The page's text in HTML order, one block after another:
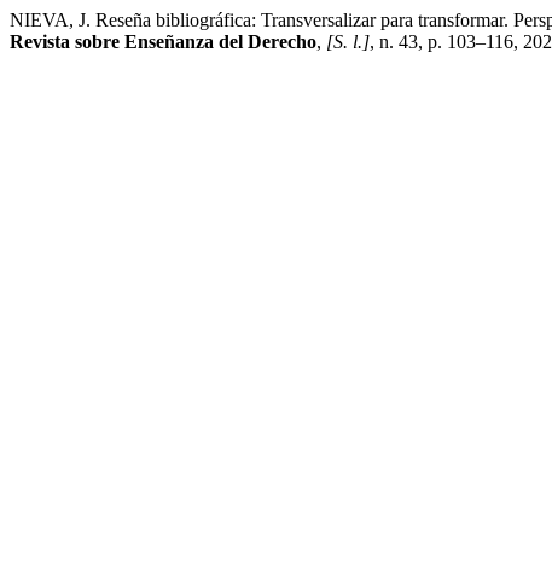
NIEVA, J. Reseña bibliográfica: Transversalizar para transformar.
Revista sobre Enseñanza del Derecho, [S. l.], n. 43, p. 103–116,